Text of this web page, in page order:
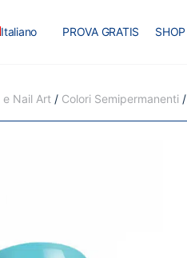
Italiano PROVA GRATIS SHOP
MASTER BLOG
Nail Art / Colori Semipermanenti /